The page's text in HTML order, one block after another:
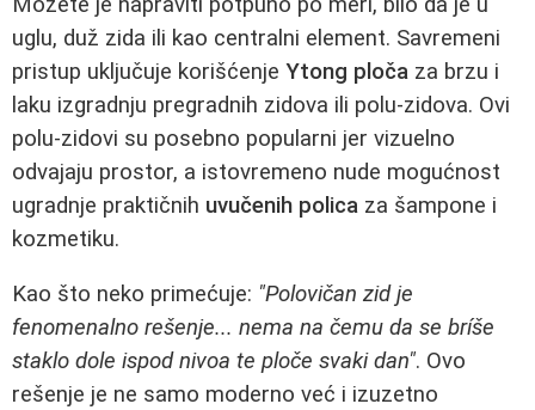
uglu, duž zida ili kao centralni element. Savremeni
pristup uključuje korišćenje Ytong ploča za brzu i
laku izgradnju pregradnih zidova ili polu-zidova. Ovi
polu-zidovi su posebno popularni jer vizuelno
odvajaju prostor, a istovremeno nude mogućnost
ugradnje praktičnih uvučenih polica za šampone i
kozmetiku.
Kao što neko primećuje: "Polovičan zid je
fenomenalno rešenje... nema na čemu da se bríše
staklo dole ispod nivoa te ploče svaki dan". Ovo
rešenje je ne samo moderno već i izuzetno